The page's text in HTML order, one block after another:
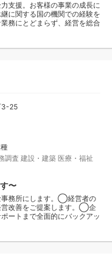
支援。お客様の事業の成長に
に関する国の機関での経験を
務にとどまらず、経営を総合
3-25
調査 建設・建築 医療・福祉
〜
事務所にします。◯経営者の
営改善をご提案します。◯企
ートまで全面的にバックアッ